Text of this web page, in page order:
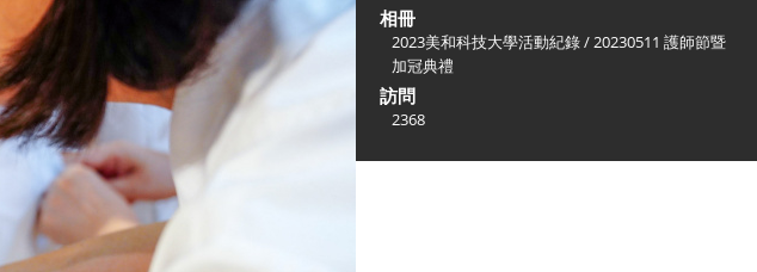
相冊
2023美和科技大學活動紀錄/20230511 護師節暨
加冠典禮
訪問
2368